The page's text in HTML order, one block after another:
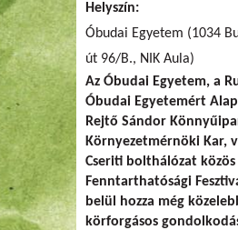
Helyszín:
Óbudai Egyetem (1034
út 96/B., NIK Aula)
Az Óbudai Egyetem, a
Óbudai Egyetemért
Rejtő Sándor
Környezetmérnöki Kar,
Cseriti bolthálózat közös
Fenntarthatósági
belül hozza még
körforgásos